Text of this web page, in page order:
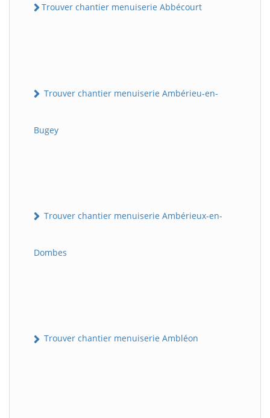
Trouver chantier menuiserie Abbécourt
Trouver chantier menuiserie Ambérieu-en-
Bugey
Trouver chantier menuiserie Ambérieux-en-
Dombes
Trouver chantier menuiserie Ambléon